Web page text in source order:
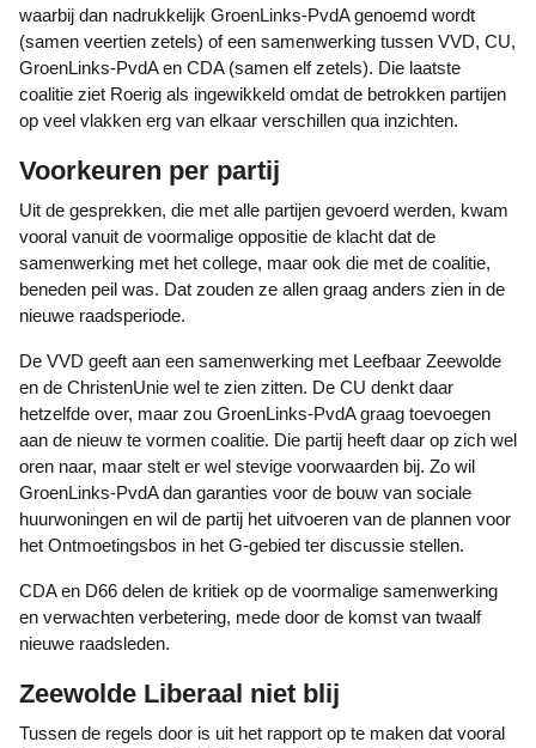
waarbij dan nadrukkelijk GroenLinks-PvdA genoemd wordt
(samen veertien zetels) of een samenwerking tussen VVD, CU,
GroenLinks-PvdA en CDA (samen elf zetels). Die laatste
coalitie ziet Roerig als ingewikkeld omdat de betrokken partijen
op veel vlakken erg van elkaar verschillen qua inzichten.
Voorkeuren per partij
Uit de gesprekken, die met alle partijen gevoerd werden, kwam
vooral vanuit de voormalige oppositie de klacht dat de
samenwerking met het college, maar ook die met de coalitie,
beneden peil was. Dat zouden ze allen graag anders zien in de
nieuwe raadsperiode.
De VVD geeft aan een samenwerking met Leefbaar Zeewolde
en de ChristenUnie wel te zien zitten. De CU denkt daar
hetzelfde over, maar zou GroenLinks-PvdA graag toevoegen
aan de nieuw te vormen coalitie. Die partij heeft daar op zich wel
oren naar, maar stelt er wel stevige voorwaarden bij. Zo wil
GroenLinks-PvdA dan garanties voor de bouw van sociale
huurwoningen en wil de partij het uitvoeren van de plannen voor
het Ontmoetingsbos in het G-gebied ter discussie stellen.
CDA en D66 delen de kritiek op de voormalige samenwerking
en verwachten verbetering, mede door de komst van twaalf
nieuwe raadsleden.
Zeewolde Liberaal niet blij
Tussen de regels door is uit het rapport op te maken dat vooral